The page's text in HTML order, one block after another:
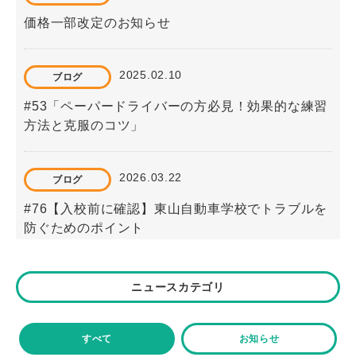
価格一部改定のお知らせ
ブログ 2025.02.10
#53「ペーパードライバーの方必見！効果的な練習
方法と克服のコツ」
ブログ 2026.03.22
#76【入校前に確認】東山自動車学校でトラブルを
防ぐためのポイント
うすべき？」
ニュースカテゴリ
すべて お知らせ